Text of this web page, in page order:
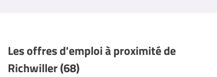
Les offres d'emploi à proximité de
Richwiller (68)